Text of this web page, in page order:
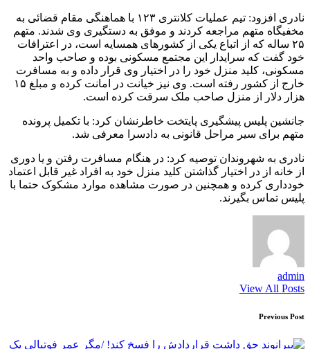
نادری افزود: تیم عملیات کلانتری ۱۲۳ با هماهنگی مقام قضائی به
مخفیگاه متهم مراجعه کردند و موفق به دستگیری وی شدند. متهم
۲۵ ساله که از اتباع یکی از کشورهای همسایه است، در اعترافات
خود گفت که سرایدار این مجتمع مسکونی بوده و صاحب واحد
مسکونی، کلید منزل خود را در اختیار وی قرار داده و به مسافرت
خارج از کشور رفته است. وی نیز خیانت در امانت کرده و مبلغ ۱۵
هزار دلار از منزل صاحب ملک سرقت کرده است.
جانشین پلیس پیشگیری پایتخت خاطرنشان کرد: با تکمیل پرونده
متهم برای سیر مراحل قانونی به دادسرا معرفی شد.
نادری به شهروندان توصیه کرد: در هنگام مسافرت رفتن و یا دوری
از خانه از در اختیار گذاشتن کلید منزل خود به افراد غیر قابل اعتماد
خودداری کرده و همچنین در صورت مشاهده موارد مشکوک حتما با
پلیس تماس بگیرند.
admin
View All Posts
Post
navigation
Previous Post